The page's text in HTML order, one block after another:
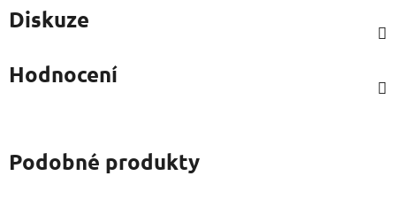
Diskuze
Hodnocení
Podobné produkty